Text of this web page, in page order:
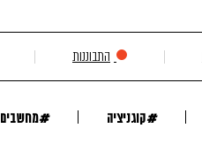
התבוננות
#קוגניציה #מחשבים